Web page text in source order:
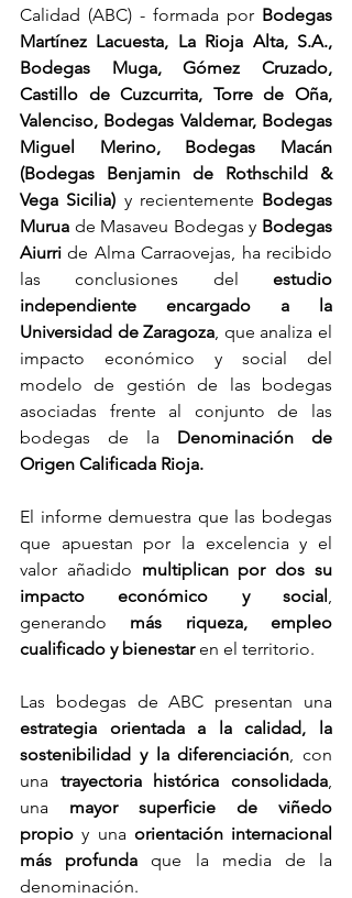
Calidad (ABC) - formada por Bodegas
Martínez Lacuesta, La Rioja Alta, S.A.,
Bodegas Muga, Gómez Cruzado,
Castillo de Cuzcurrita, Torre de Oña,
Valenciso, Bodegas Valdemar, Bodegas
Miguel Merino, Bodegas Macán
(Bodegas Benjamin de Rothschild &
Vega Sicilia) y recientemente Bodegas
Murua de Masaveu Bodegas y Bodegas
Aiurri de Alma Carraovejas, ha recibido
las conclusiones del estudio
independiente encargado a la
Universidad de Zaragoza , que analiza el
impacto económico y social del
modelo de gestión de las bodegas
asociadas frente al conjunto de las
bodegas de la Denominación de
Origen Calificada Rioja.
El informe demuestra que las bodegas
que apuestan por la excelencia y el
valor añadido multiplican por dos su
impacto económico y social
generando más riqueza, empleo
cualificado y bienestar en el territorio.
estrategia orientada a la calidad, la
sostenibilidad y la diferenciación , con
una trayectoria histórica consolidada
una mayor superficie de viñedo
propio y una orientación internacional
más profunda que la media de la
denominación.